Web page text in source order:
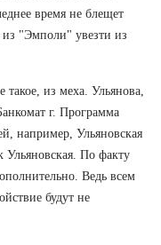
время не блещет
из "Эмполи" увезти из
из меха. Ульянова,
г. Программа
например, Ульяновская
Ульяновская. По факту
Ведь всем
будут не